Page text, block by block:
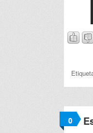
0